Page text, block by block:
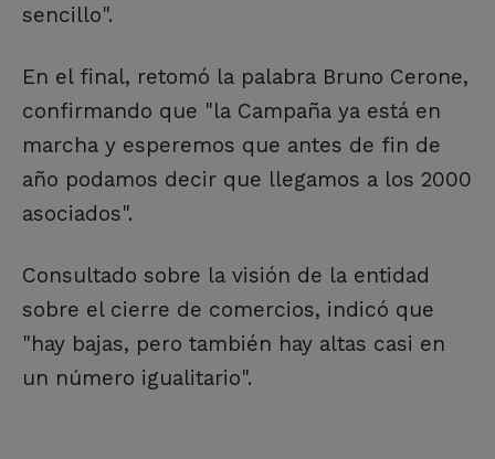
sencillo".
En el final, retomó la palabra Bruno Cerone,
confirmando que "la Campaña ya está en
marcha y esperemos que antes de fin de
año podamos decir que llegamos a los 2000
asociados".
Consultado sobre la visión de la entidad
sobre el cierre de comercios, indicó que
"hay bajas, pero también hay altas casi en
un número igualitario".